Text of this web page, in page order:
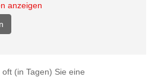
anzeigen
(in Tagen) Sie eine